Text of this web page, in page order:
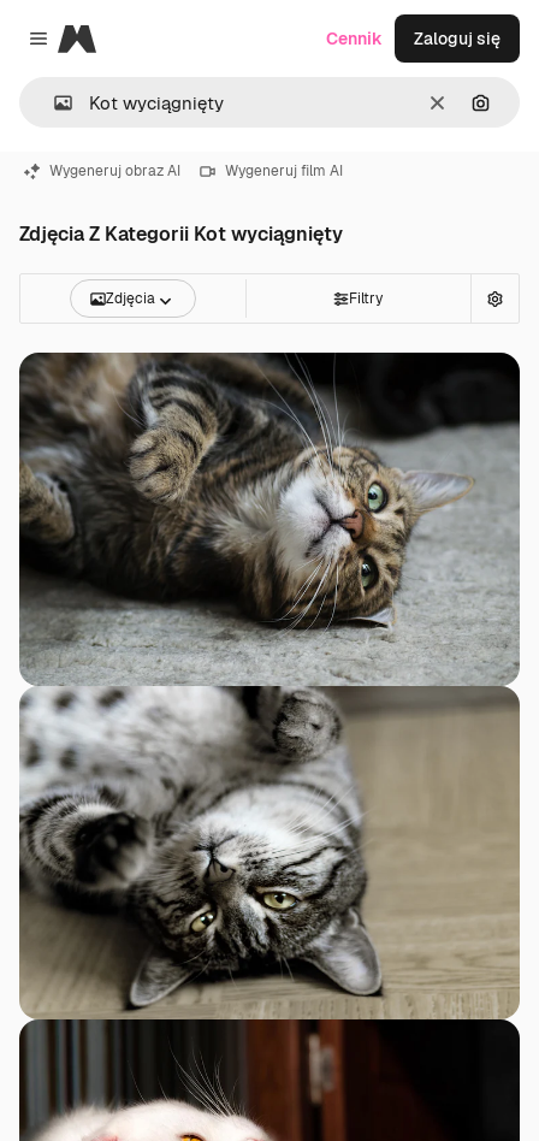
Close menu
Magnific
WyczyśćSzukaj
Cennik Zaloguj się
Wygeneruj obraz AI Wygeneruj film AI
Zdjęcia Z Kategorii Kot wyciągnięty
Zdjęcia Filtry